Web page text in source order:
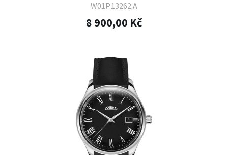
W01P.13262.A
8 900,00 Kč